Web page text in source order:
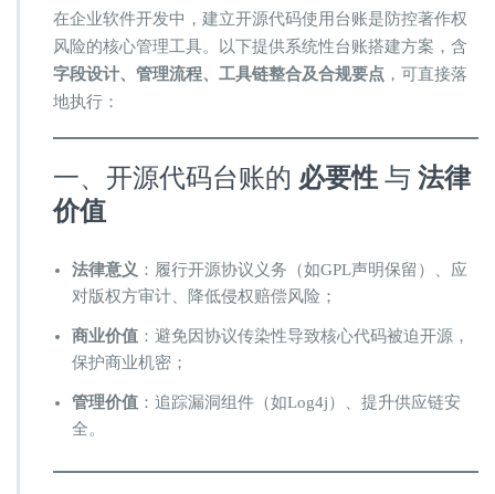
开
发
时，
如
建
开
源
用
台
在企业软件开发中，建立开源代码使用台账是防控著作权
风险的核心管理工具。以下提供系统性台账搭建方案，含 ​
字段设计、管理流程、工具链整合及合规要点 ，可直接落
地执行：
一、开源代码台账的 ​ 必要性 ​ 与 ​ 法律
价值
法律意义 ：履行开源协议义务（如GPL声明保留）、应
对版权方审计、降低侵权赔偿风险；
商业价值 ：避免因协议传染性导致核心代码被迫开源，
保护商业机密；
管理价值 ：追踪漏洞组件（如Log4j）、提升供应链安
全。